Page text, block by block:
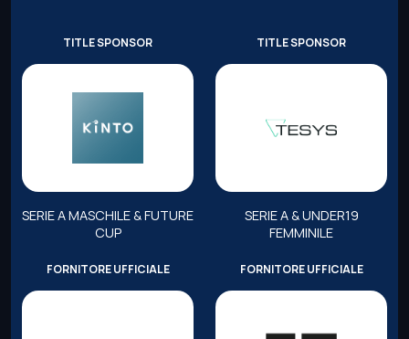
TITLE SPONSOR
SERIE A MASCHILE & FUTURE
CUP
TITLE SPONSOR
SERIE A & UNDER19
FEMMINILE
FORNITORE UFFICIALE FORNITORE UFFICIALE